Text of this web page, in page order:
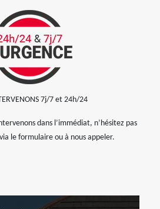
7j/7 et 24h/24
dans l’immédiat, n’hésitez pas
le formulaire ou à nous appeler.